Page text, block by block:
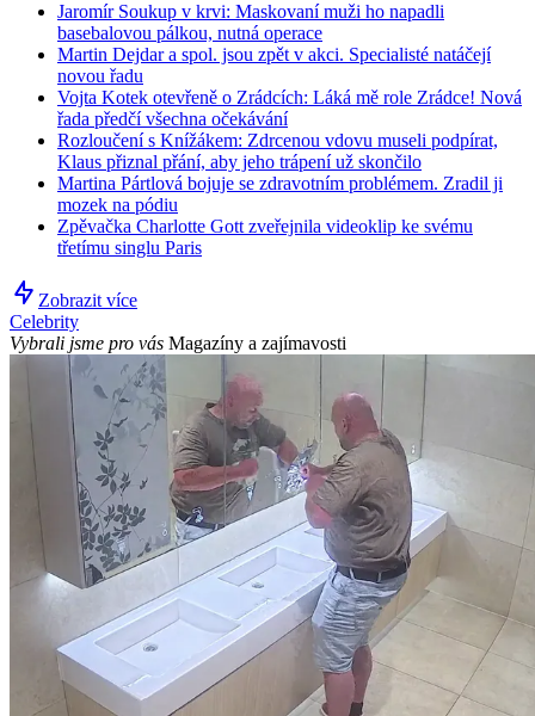
Jaromír Soukup v krvi: Maskovaní muži ho napadli
basebalovou pálkou, nutná operace
Martin Dejdar a spol. jsou zpět v akci. Specialisté natáčejí
novou řadu
Vojta Kotek otevřeně o Zrádcích: Láká mě role Zrádce! Nová
řada předčí všechna očekávání
Rozloučení s Knížákem: Zdrcenou vdovu museli podpírat,
Klaus přiznal přání, aby jeho trápení už skončilo
Martina Pártlová bojuje se zdravotním problémem. Zradil ji
mozek na pódiu
Zpěvačka Charlotte Gott zveřejnila videoklip ke svému
třetímu singlu Paris
Zobrazit více
Celebrity
Vybrali jsme pro vás Magazíny a zajímavosti